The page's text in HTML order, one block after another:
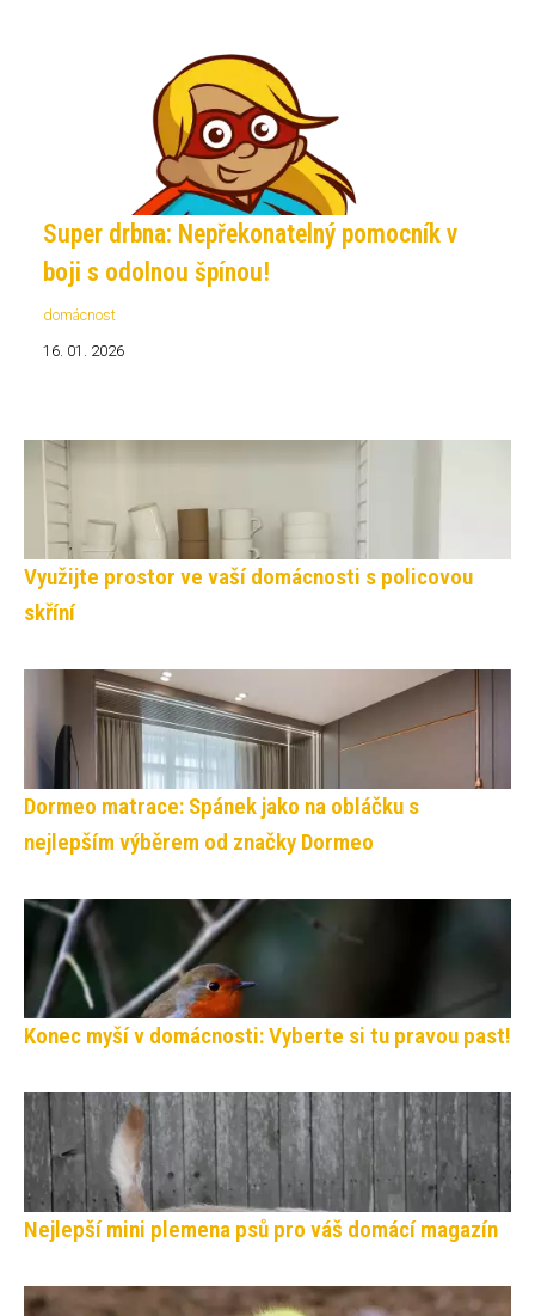
Super drbna: Nepřekonatelný pomocník v
boji s odolnou špínou!
domácnost
16. 01. 2026
Využijte prostor ve vaší domácnosti s policovou
skříní
Dormeo matrace: Spánek jako na obláčku s
nejlepším výběrem od značky Dormeo
Konec myší v domácnosti: Vyberte si tu pravou past!
Nejlepší mini plemena psů pro váš domácí magazín